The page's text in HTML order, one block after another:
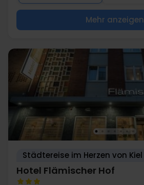
Mehr anzeigen
Städtereise im Herzen von Kiel
Hotel Flämischer Hof